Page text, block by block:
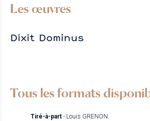
Les œuvres
Dixit Dominus
Tous les formats
Tiré-à-part - Louis GRENON